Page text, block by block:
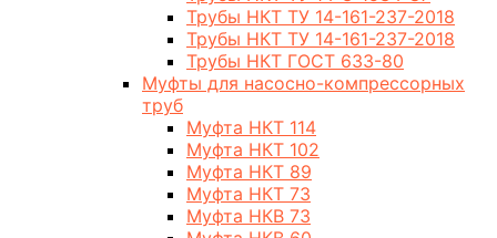
Трубы НКТ ТУ 14-161-237-2018
Трубы НКТ ТУ 14-161-237-2018
Трубы НКТ ГОСТ 633-80
Муфты для насосно-компрессорных
труб
Муфта НКТ 114
Муфта НКТ 102
Муфта НКТ 89
Муфта НКТ 73
Муфта НКВ 73